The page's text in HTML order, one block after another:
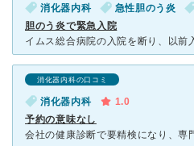
消化器内科 急性胆のう炎
胆のう炎で緊急入院
消化器内科の口コミ
消化器内科
1.0
予約の意味なし